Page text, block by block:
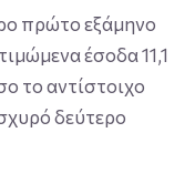
πρώτο εξάμηνο
έσοδα 11,1
το αντίστοιχο
δεύτερο